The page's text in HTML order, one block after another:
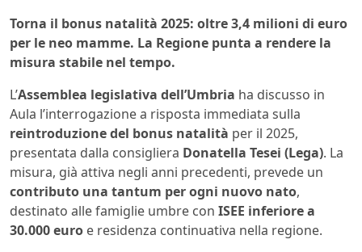
Torna il bonus natalità 2025: oltre 3,4 milioni di euro
per le neo mamme. La Regione punta a rendere la
misura stabile nel tempo.
L’Assemblea legislativa dell’Umbria ha discusso in
Aula l’interrogazione a risposta immediata sulla
reintroduzione del bonus natalità per il 2025,
presentata dalla consigliera Donatella Tesei (Lega). La
misura, già attiva negli anni precedenti, prevede un
contributo una tantum per ogni nuovo nato,
destinato alle famiglie umbre con ISEE inferiore a
30.000 euro e residenza continuativa nella regione.